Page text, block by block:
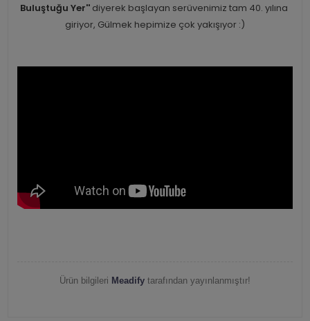
Buluştuğu Yer'' diyerek başlayan serüvenimiz tam 40. yılına
giriyor, Gülmek hepimize çok yakışıyor :)
Ürün bilgileri Meadify tarafından yayınlanmıştır!